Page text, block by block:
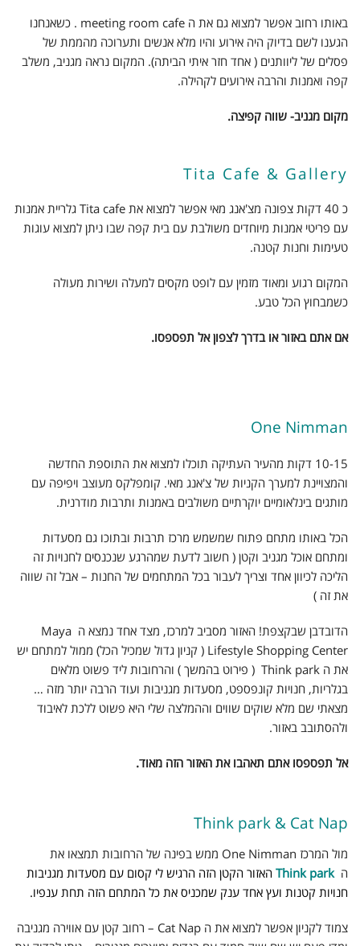
באותו רחוב אפשר למצוא גם את ה meeting room cafe . כשאנחנו
הגענו לשם בדיוק היה אירוע והיו מלא אנשים ותערוכה מהממת של
פסלים של ליוותנים ( אחד חזר איתי הביתה). המקום נראה מגניב, משלב
קפה ואמנות והרבה אירועים לקהילה.
מקום מגניב- שווה קפיצה.
Tita Cafe & Gallery
כ 40 דקות צפונה מצ'אנג מאי אפשר למצוא את Tita cafe גלריית אמנות
עם פריטי אמנות מיוחדים משולבת עם בית קפה שבו ניתן למצוא עוגות
טעימות וחנות קטנה.
המקום רגוע ומאוד מזמין עם לופט מקסים למעלה ושירות מעולה
כשמבחוץ הכל טבע.
אם אתם באזור או בדרך לצפון אל תפספסו.
One Nimman
10-15 דקות מהעיר העתיקה תוכלו למצוא את התוספת החדשה
והמצויינת למערך הקניות של צ'אנג מאי. קומפלקס מעוצב ויפיפה עם
מותגים בינלאומיים יוקרתיים משולבים באמנות ותרבות מודרנית.
הכל באותו מתחם פתוח שמשמש מרכז תרבות ובתוכו גם מסעדות
ומתחם אוכל מגניב וקטן ( חשוב לדעת שמהרגע שנכנסים לחנויות זה
הליכה לכיוון אחד וצריך לעבור בכל המתחמים של החנות – אבל זה שווה
את זה )
הדובדבן שבקצפת! האזור מסביב למרכז, מצד אחד נמצא ה Maya
Lifestyle Shopping Center ( קניון גדול שמכיל הכל) ממול למתחם יש
את ה Think park ( פירוט בהמשך ) והרחובות ליד פשוט מלאים
בגלריות, חנויות קונפספט, מסעדות מגניבות ועוד הרבה יותר מזה …
מצאתי שם מלא שוקים שווים וההמלצה שלי היא פשוט ללכת לאיבוד
ולהסתובב באזור.
אל תפספסו אתם תאהבו את האזור הזה מאוד.
Think park & Cat Nap
מול המרכז One Nimman ממש בפינה של הרחובות תמצאו את
הThink park האזור הקטן הזה הרגיש לי קסום עם מסעדות מגניבות
חנויות קטנות ועץ אחד ענק שמכניס את כל המתחם הזה תחת ענפיו.
צמוד לקניון אפשר למצוא את ה Cat Nap – רחוב קטן עם אווירה מגניבה